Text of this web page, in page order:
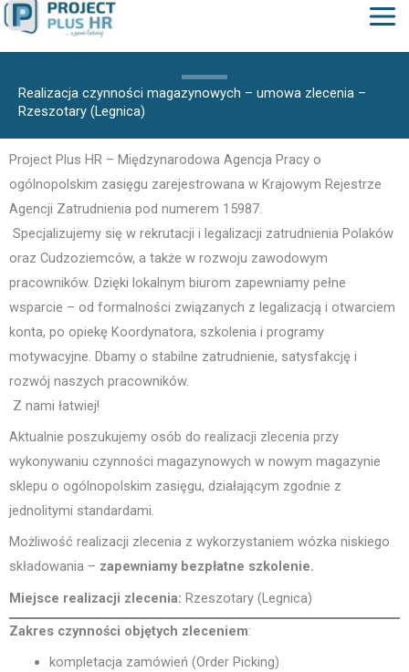
Realizacja czynności magazynowych – umowa zlecenia –
Rzeszotary (Legnica)
Project Plus HR – Międzynarodowa Agencja Pracy o
ogólnopolskim zasięgu zarejestrowana w Krajowym Rejestrze
Agencji Zatrudnienia pod numerem 15987.
Specjalizujemy się w rekrutacji i legalizacji zatrudnienia Polaków
oraz Cudzoziemców, a także w rozwoju zawodowym
pracowników. Dzięki lokalnym biurom zapewniamy pełne
wsparcie – od formalności związanych z legalizacją i otwarciem
konta, po opiekę Koordynatora, szkolenia i programy
motywacyjne. Dbamy o stabilne zatrudnienie, satysfakcję i
rozwój naszych pracowników.
Z nami łatwiej!
Aktualnie poszukujemy osób do realizacji zlecenia przy
wykonywaniu czynności magazynowych w nowym magazynie
sklepu o ogólnopolskim zasięgu, działającym zgodnie z
jednolitymi standardami.
Możliwość realizacji zlecenia z wykorzystaniem wózka niskiego
składowania – zapewniamy bezpłatne szkolenie.
Miejsce realizacji zlecenia: Rzeszotary (Legnica)
Zakres czynności objętych zleceniem:
kompletacja zamówień (Order Picking)